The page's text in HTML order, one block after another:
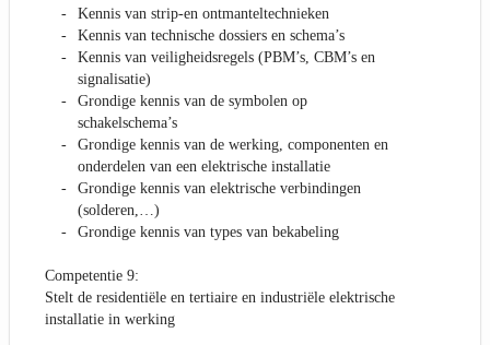
Kennis van strip-en ontmanteltechnieken
Kennis van technische dossiers en schema’s
Kennis van veiligheidsregels (PBM’s, CBM’s en
signalisatie)
Grondige kennis van de symbolen op
schakelschema’s
Grondige kennis van de werking, componenten en
onderdelen van een elektrische installatie
Grondige kennis van elektrische verbindingen
(solderen,…)
Grondige kennis van types van bekabeling
Competentie 9:
Stelt de residentiële en tertiaire en industriële elektrische
installatie in werking